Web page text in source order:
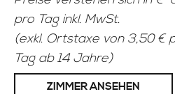
pro Tag inkl. MwSt.
(exkl. Ortstaxe von 3,50 €
Tag ab 14 Jahre)
ZIMMER ANSEHEN